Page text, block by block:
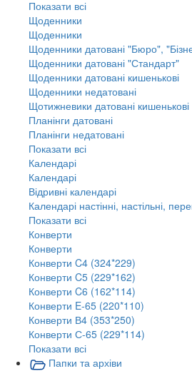
Показати всі
Щоденники
Щоденники
Щоденники датовані "Бюро",
Щоденники датовані "Стандарт"
Щоденники датовані кишенькові
Щоденники недатовані
Щотижневики датовані кишенькові
Планінги датовані
Планінги недатовані
Показати всі
Календарі
Календарі
Відривні календарі
Календарі настінні, настільні,
Показати всі
Конверти
Конверти
Конверти C4 (324*229)
Конверти C5 (229*162)
Конверти C6 (162*114)
Конверти E-65 (220*110)
Конверти В4 (353*250)
Конверти С-65 (229*114)
Показати всі
Папки та архіви